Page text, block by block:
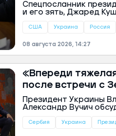
район
район
Спецпосланник
и его зять, Джаред
США Украина Россия
08 августа 2026, 14:27
«Впереди
после встречи с
Президент Украины
Александр Вучич
состоялись 8
Сербия Украина